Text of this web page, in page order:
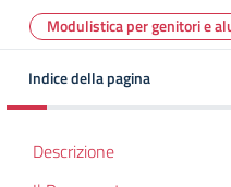
Modulistica per genitori e
Indice della pagina
Descrizione